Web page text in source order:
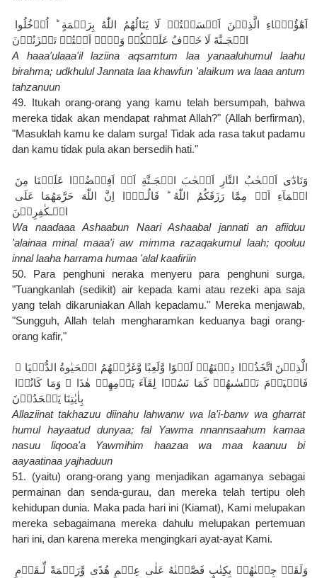
الۡجَـنَّةَ لَا خَوۡفٌ عَلَيۡكُمۡ وَلَاۤ اَنۡتُمۡ تَحۡزَنُوۡنَ
A haaa'ulaaa'il laziina aqsamtum laa yanaaluhumul laahu
birahma; udkhulul Jannata laa khawfun 'alaikum wa laaa antum
tahzanuun
49. Itukah orang-orang yang kamu telah bersumpah, bahwa
mereka tidak akan mendapat rahmat Allah?" (Allah berfirman),
"Masuklah kamu ke dalam surga! Tidak ada rasa takut padamu
dan kamu tidak pula akan bersedih hati."
الۡـكٰفِرِيۡنَ
Wa naadaaa Ashaabun Naari Ashaabal jannati an afiiduu
'alainaa minal maaa'i aw mimma razaqakumul laah; qooluu
innal laaha harrama humaa 'alal kaafiriin
50. Para penghuni neraka menyeru para penghuni surga,
"Tuangkanlah (sedikit) air kepada kami atau rezeki apa saja
yang telah dikaruniakan Allah kepadamu." Mereka menjawab,
"Sungguh, Allah telah mengharamkan keduanya bagi orang-
orang kafir,"
بِاٰيٰتِنَا يَجۡحَدُوۡنَ‏
Allaziinat takhazuu diinahu lahwanw wa la'i-banw wa gharrat
humul hayaatud dunyaa; fal Yawma nnannsaahum kamaa
nasuu liqooa'a Yawmihim haazaa wa maa kaanuu bi
aayaatinaa yajhaduun
51. (yaitu) orang-orang yang menjadikan agamanya sebagai
permainan dan senda-gurau, dan mereka telah tertipu oleh
kehidupan dunia. Maka pada hari ini (Kiamat), Kami melupakan
mereka sebagaimana mereka dahulu melupakan pertemuan
hari ini, dan karena mereka mengingkari ayat-ayat Kami.